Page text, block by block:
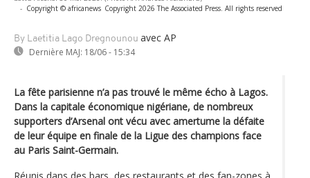
- Copyright © africanews Copyright 2026 The Associated Press. All rights reserved
By Laetitia Lago Dregnounou avec AP
Dernière MAJ: 18/06 - 15:34
La fête parisienne n’a pas trouvé le même écho à Lagos.
Dans la capitale économique nigériane, de nombreux
supporters d’Arsenal ont vécu avec amertume la défaite
de leur équipe en finale de la Ligue des champions face
au Paris Saint-Germain.